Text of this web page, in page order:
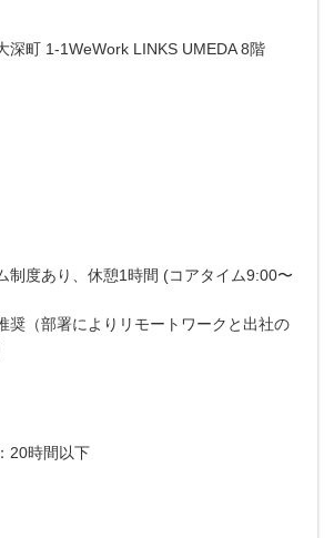
深町 1-1WeWork LINKS UMEDA 8階
制度あり、休憩1時間 (コアタイム9:00〜
奨（部署によりリモートワークと出社の
20時間以下